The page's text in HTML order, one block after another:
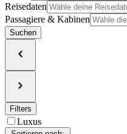
Reisedaten
Passagiere & Kabinen
Suchen
Filters
Luxus